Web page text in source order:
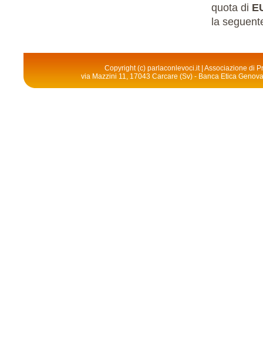
quota di
la
Copyright (c) parlaconlevoci.it | Associazione di
via Mazzini 11, 17043 Carcare (Sv) - Banca Etica